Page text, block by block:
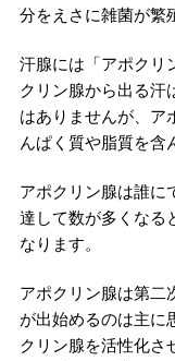
分をえさに雑菌が繁
汗腺には「アポクリ
クリン腺から出る汗
はありませんが、ア
んぱく質や脂質を含
アポクリン腺は誰に
達して数が多くなる
なります。
アポクリン腺は第二
が出始めるのは主に
クリン腺を活性化さ